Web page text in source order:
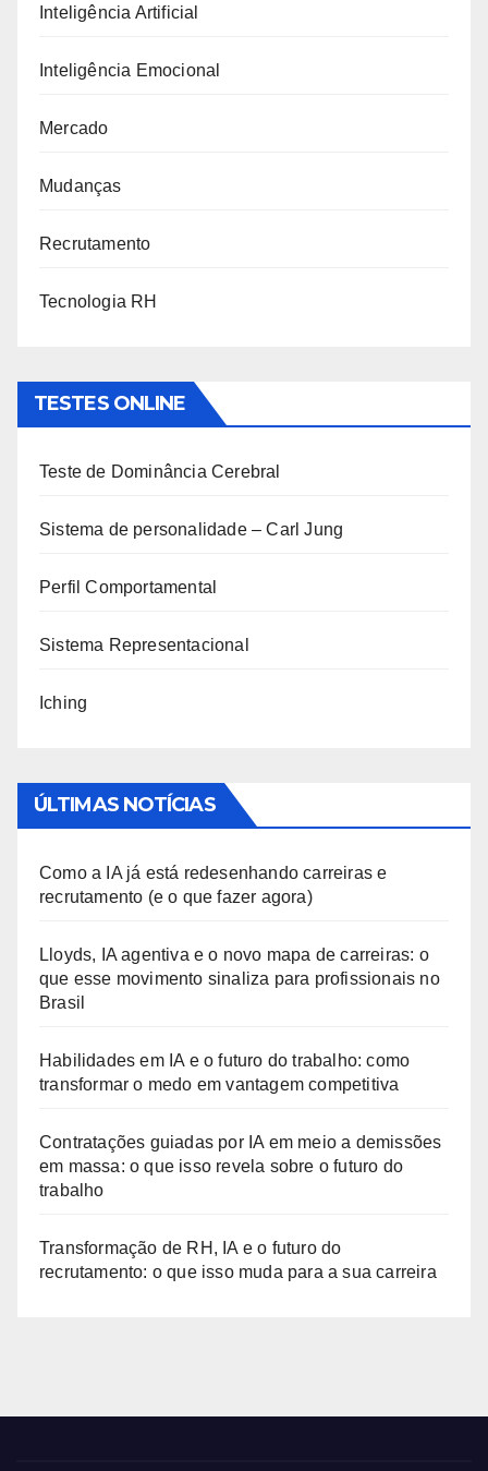
Inteligência Artificial
Inteligência Emocional
Mercado
Mudanças
Recrutamento
Tecnologia RH
TESTES ONLINE
Teste de Dominância Cerebral
Sistema de personalidade – Carl Jung
Perfil Comportamental
Sistema Representacional
Iching
ÚLTIMAS NOTÍCIAS
Como a IA já está redesenhando carreiras e
recrutamento (e o que fazer agora)
Lloyds, IA agentiva e o novo mapa de carreiras: o
que esse movimento sinaliza para profissionais no
Brasil
Habilidades em IA e o futuro do trabalho: como
transformar o medo em vantagem competitiva
Contratações guiadas por IA em meio a demissões
em massa: o que isso revela sobre o futuro do
trabalho
Transformação de RH, IA e o futuro do
recrutamento: o que isso muda para a sua carreira